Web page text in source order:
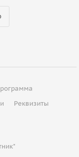
Реквизиты